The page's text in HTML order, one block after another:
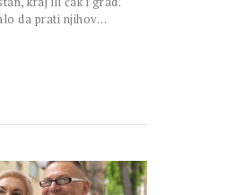
da prati njihov…